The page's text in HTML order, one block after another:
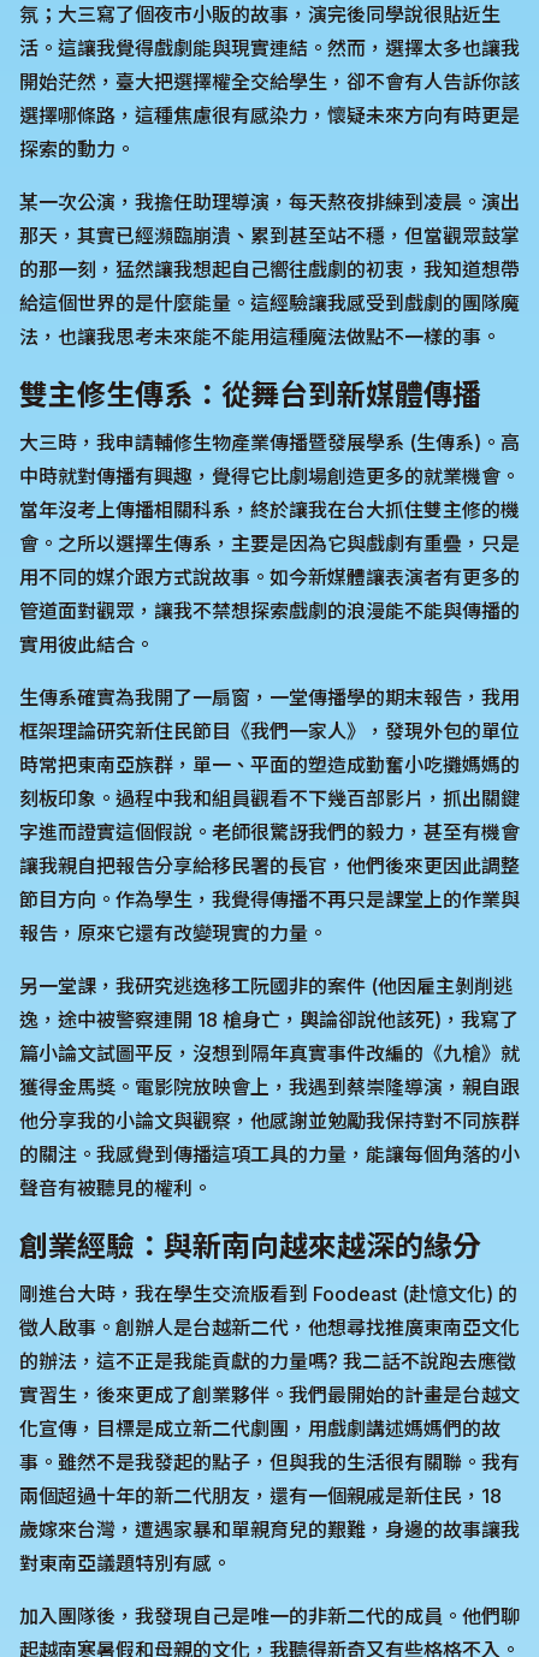
氛；大三寫了個夜市小販的故事，演完後同學說很貼近生
活。這讓我覺得戲劇能與現實連結。然而，選擇太多也讓我
開始茫然，臺大把選擇權全交給學生，卻不會有人告訴你該
選擇哪條路，這種焦慮很有感染力，懷疑未來方向有時更是
探索的動力。
某一次公演，我擔任助理導演，每天熬夜排練到凌晨。演出
那天，其實已經瀕臨崩潰、累到甚至站不穩，但當觀眾鼓掌
的那一刻，猛然讓我想起自己嚮往戲劇的初衷，我知道想帶
給這個世界的是什麼能量。這經驗讓我感受到戲劇的團隊魔
法，也讓我思考未來能不能用這種魔法做點不一樣的事。
雙主修生傳系：從舞台到新媒體傳播
大三時，我申請輔修生物產業傳播暨發展學系 (生傳系)。高
中時就對傳播有興趣，覺得它比劇場創造更多的就業機會。
當年沒考上傳播相關科系，終於讓我在台大抓住雙主修的機
會。之所以選擇生傳系，主要是因為它與戲劇有重疊，只是
用不同的媒介跟方式說故事。如今新媒體讓表演者有更多的
管道面對觀眾，讓我不禁想探索戲劇的浪漫能不能與傳播的
實用彼此結合。
生傳系確實為我開了一扇窗，一堂傳播學的期末報告，我用
框架理論研究新住民節目《我們一家人》，發現外包的單位
時常把東南亞族群，單一、平面的塑造成勤奮小吃攤媽媽的
刻板印象。過程中我和組員觀看不下幾百部影片，抓出關鍵
字進而證實這個假說。老師很驚訝我們的毅力，甚至有機會
讓我親自把報告分享給移民署的長官，他們後來更因此調整
節目方向。作為學生，我覺得傳播不再只是課堂上的作業與
報告，原來它還有改變現實的力量。
另一堂課，我研究逃逸移工阮國非的案件 (他因雇主剝削逃
逸，途中被警察連開 18 槍身亡，輿論卻說他該死)，我寫了
篇小論文試圖平反，沒想到隔年真實事件改編的《九槍》就
獲得金馬獎。電影院放映會上，我遇到蔡崇隆導演，親自跟
他分享我的小論文與觀察，他感謝並勉勵我保持對不同族群
的關注。我感覺到傳播這項工具的力量，能讓每個角落的小
聲音有被聽見的權利。
創業經驗：與新南向越來越深的緣分
剛進台大時，我在學生交流版看到 Foodeast (赴憶文化) 的
徵人啟事。創辦人是台越新二代，他想尋找推廣東南亞文化
的辦法，這不正是我能貢獻的力量嗎? 我二話不說跑去應徵
實習生，後來更成了創業夥伴。我們最開始的計畫是台越文
化宣傳，目標是成立新二代劇團，用戲劇講述媽媽們的故
事。雖然不是我發起的點子，但與我的生活很有關聯。我有
兩個超過十年的新二代朋友，還有一個親戚是新住民，18
歲嫁來台灣，遭遇家暴和單親育兒的艱難，身邊的故事讓我
對東南亞議題特別有感。
加入團隊後，我發現自己是唯一的非新二代的成員。他們聊
起越南寒暑假和母親的文化，我聽得新奇又有些格格不入。